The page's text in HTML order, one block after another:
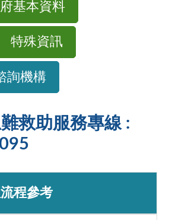
基本資料
特殊資訊
詢機構
救助服務專線 :
程參考